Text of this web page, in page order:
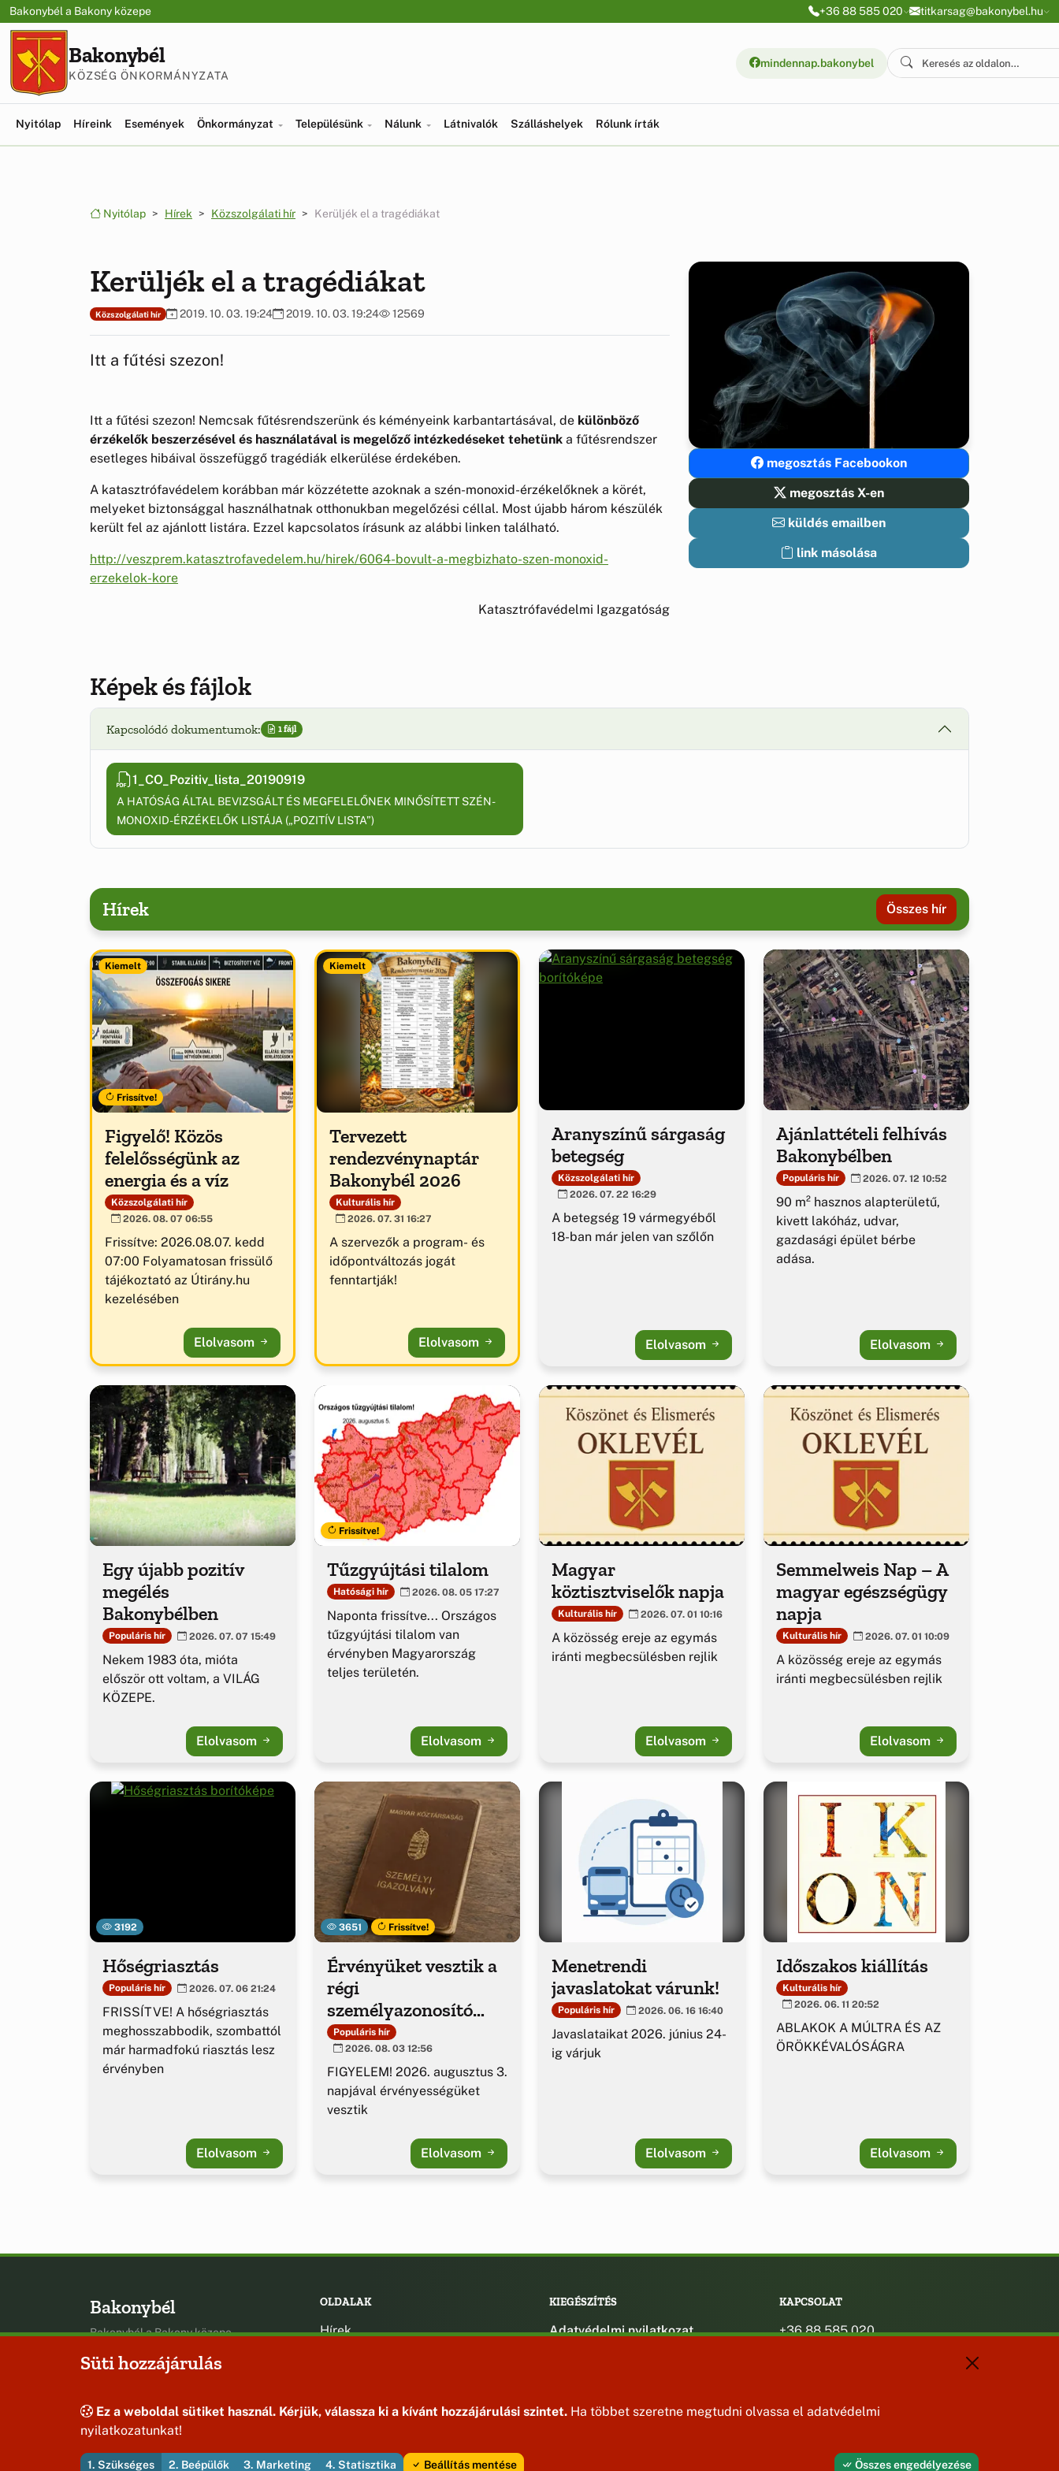
Ugrás a menüre
Ugrás a tartalomra
Bakonybél a Bakony közepe +36 88 585 020 titkarsag@bakonybel.hu
Bakonybél
KÖZSÉG ÖNKORMÁNYZATA
mindennap.bakonybel
Nyitólap Híreink Események Önkormányzat Településünk Nálunk Látnivalók Szálláshelyek Rólunk írták
Nyitólap Hírek Közszolgálati hír Kerüljék el a tragédiákat
Kerüljék el a tragédiákat
Közszolgálati hír 2019. 10. 03. 19:24 2019. 10. 03. 19:24 12569
Itt a fűtési szezon!
Itt a fűtési szezon! Nemcsak fűtésrendszerünk és kéményeink karbantartásával, de különböző
érzékelők beszerzésével és használatával is megelőző intézkedéseket tehetünk a fűtésrendszer
esetleges hibáival összefüggő tragédiák elkerülése érdekében.
A katasztrófavédelem korábban már közzétette azoknak a szén-monoxid-érzékelőknek a körét,
melyeket biztonsággal használhatnak otthonukban megelőzési céllal. Most újabb három készülék
került fel az ajánlott listára. Ezzel kapcsolatos írásunk az alábbi linken található.
http://veszprem.katasztrofavedelem.hu/hirek/6064-bovult-a-megbizhato-szen-monoxid-
erzekelok-kore
Katasztrófavédelmi Igazgatóság
megosztás Facebookon
megosztás X-en
küldés emailben
link másolása
Képek és fájlok
Kapcsolódó dokumentumok: 1 fájl
1_CO_Pozitiv_lista_20190919
A HATÓSÁG ÁLTAL BEVIZSGÁLT ÉS MEGFELELŐNEK MINŐSÍTETT SZÉN-
MONOXID-ÉRZÉKELŐK LISTÁJA („POZITÍV LISTA”)
Hírek Összes hír
Kiemelt
Frissítve!
Figyelő! Közös
felelősségünk az
energia és a víz
Közszolgálati hír
2026. 08. 07 06:55
Frissítve: 2026.08.07. kedd
07:00 Folyamatosan frissülő
tájékoztató az Útirány.hu
kezelésében
Elolvasom
Kiemelt
Tervezett
rendezvénynaptár
Bakonybél 2026
Kulturális hír
2026. 07. 31 16:27
A szervezők a program- és
időpontváltozás jogát
fenntartják!
Elolvasom
Aranyszínű sárgaság
betegség
Közszolgálati hír
2026. 07. 22 16:29
A betegség 19 vármegyéből
18-ban már jelen van szőlőn
Elolvasom
Ajánlattételi felhívás
Bakonybélben
Populáris hír 2026. 07. 12 10:52
90 m² hasznos alapterületű,
kivett lakóház, udvar,
gazdasági épület bérbe
adása.
Elolvasom
Egy újabb pozitív
megélés
Bakonybélben
Populáris hír 2026. 07. 07 15:49
Nekem 1983 óta, mióta
először ott voltam, a VILÁG
KÖZEPE.
Elolvasom
Frissítve!
Tűzgyújtási tilalom
Hatósági hír 2026. 08. 05 17:27
Naponta frissítve... Országos
tűzgyújtási tilalom van
érvényben Magyarország
teljes területén.
Elolvasom
Magyar
köztisztviselők napja
Kulturális hír 2026. 07. 01 10:16
A közösség ereje az egymás
iránti megbecsülésben rejlik
Elolvasom
Semmelweis Nap – A
magyar egészségügy
napja
Kulturális hír 2026. 07. 01 10:09
A közösség ereje az egymás
iránti megbecsülésben rejlik
Elolvasom
3192
Hőségriasztás
Populáris hír 2026. 07. 06 21:24
FRISSÍTVE! A hőségriasztás
meghosszabbodik, szombattól
már harmadfokú riasztás lesz
érvényben
Elolvasom
3651 Frissítve!
Érvényüket vesztik a
régi
személyazonosító
igazolványok
Populáris hír
2026. 08. 03 12:56
FIGYELEM! 2026. augusztus 3.
napjával érvényességüket
vesztik
Elolvasom
Menetrendi
javaslatokat várunk!
Populáris hír 2026. 06. 16 16:40
Javaslataikat 2026. június 24-
ig várjuk
Elolvasom
Időszakos kiállítás
Kulturális hír
2026. 06. 11 20:52
ABLAKOK A MÚLTRA ÉS AZ
ÖRÖKKÉVALÓSÁGRA
Elolvasom
Bakonybél
Bakonybél a Bakony közepe
OLDALAK
Hírek
KIEGÉSZÍTÉS
Adatvédelmi nyilatkozat
KAPCSOLAT
+36 88 585 020
polgarmester@bakonybel.hu
Süti hozzájárulás
Ez a weboldal sütiket használ. Kérjük, válassza ki a kívánt hozzájárulási szintet. Ha többet szeretne megtudni olvassa el adatvédelmi
nyilatkozatunkat!
1. Szükséges 2. Beépülők 3. Marketing 4. Statisztika Beállítás mentése Összes engedélyezése